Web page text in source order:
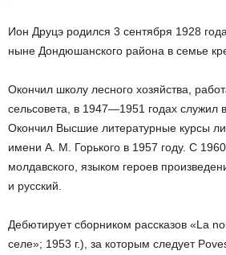
Ион Друцэ родился 3 сентября 1928
ныне Дондюшанского района в семье
Окончил школу лесного хозяйства,
сельсовета, в 1947—1951 годах служил
Окончил Высшие литературные курсы
имени А. М. Горького в 1957 году. С
молдавского, языком героев
и русский.
Дебютирует сборником рассказов «La
селе»; 1953 г.), за которым следует